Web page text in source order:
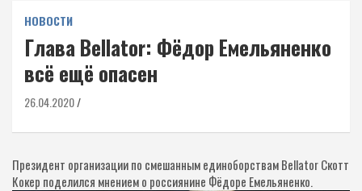
НОВОСТИ
Глава Bellator: Фёдор Емельяненко
всё ещё опасен
26.04.2020
Президент организации по смешанным единоборствам Bellator Скотт
Кокер поделился мнением о россиянине Фёдоре Емельяненко.